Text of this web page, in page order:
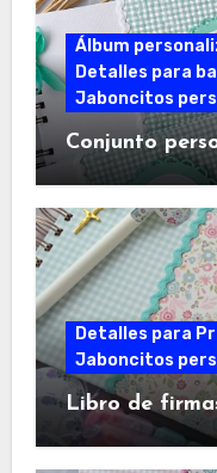
Álbum
Detalles para
Jaboncitos
Conjunto
Detalles para
Jaboncitos
Libro de